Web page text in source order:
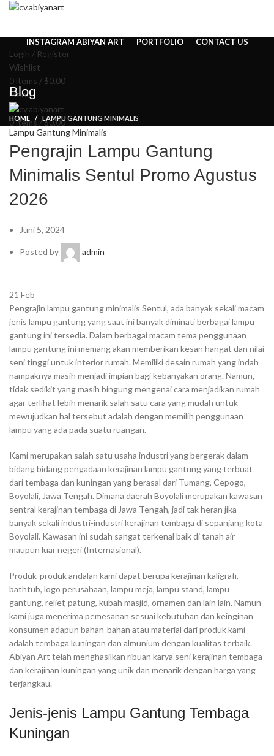
INSTAGRAM ABIYAN ART
PORTFOLIO CONTACT US
Login / Register
Wishlist
0 items / $0.00
Menu
0items /$0.00
Blog
HOME LAMPU GANTUNG MINIMALIS
Lampu Gantung Minimalis
Pengrajin Lampu Gantung
Minimalis Sentul Promo Agustus
2026
Juni 5, 2024
Posted by admin
21 Feb
Pengrajin lampu gantung minimalis Sentul, ada banyak sekali macam
jenis lampu gantung yang saat ini banyak diminati berbagai lampu
gantung ini tersedia. Dalam berbagai macam tema penggunaan
lampu gantung ini memang akan memberikan kesan hangat dan nilai
seni tinggi untuk interior rumah. Memiliki desain rumah yang indah
nampaknya masih menjadi impian bagi kebanyakan orang. Namun,
tidak sedikit yang masih bingung mengenai cara menjadikan rumah
agar terlihat lebih menarik salah satu cara yang mudah untuk
mewujudkan hal tersebut adalah dengan memilih penggunaan
lampu yang ada pada suatu ruangan.
Kami merupakan salah satu usaha industri yang bergerak dalam
bidang bidang pengadaan kerajinan lampu gantung yang terbuat
dari tembaga dan kuningan yang berasal dari Tumang, Cepogo,
Boyolali, Jawa Tengah. Dimana daerah Boyolali merupakan kawasan
sentral kerajinan tembaga di Jawa Tengah, jadi tak heran jika
banyak sekali industri-industri kerajinan tembaga di sepanjang kota
Boyolali. Kawasan ini sudah sangat terkenal baik di tanah air
maupun luar negeri (Internasional).
Produk-produk andalan kami dapat berupa kerajinan kaligrafi,
bathtub, logo perusahaan, lampu meja, lampu stand, lampu
gantung, relief, patung, kubah masjid, ornamen dan lain lain. Namun
kami juga menerima pemesanan sesuai kebutuhan dan keinginan
konsumen adapun bahan-bahan atau material dari produk kami
adalah tembaga kuningan dan almunium dengan kualitas terbaik.
Abiyan Art telah menghasilkan ribuan karya seni kerajinan tembaga
dan kerajinan kuningan yang unik dan menarik dengan harga yang
terjangkau.
Jenis-jenis Lampu Gantung Tembaga
Kuningan